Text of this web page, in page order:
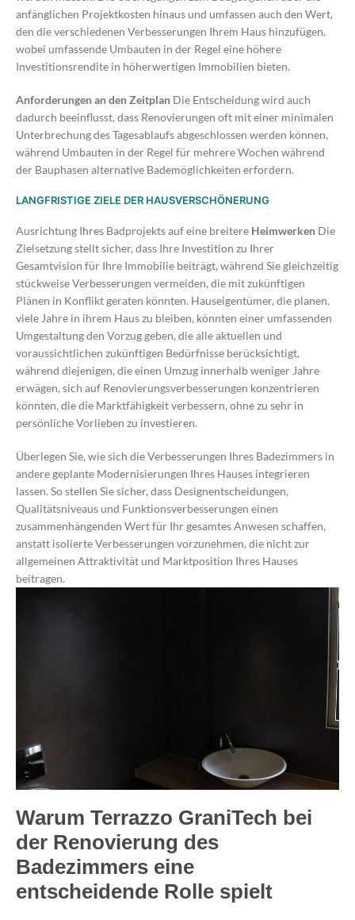
anfänglichen Projektkosten hinaus und umfassen auch den Wert,
den die verschiedenen Verbesserungen Ihrem Haus hinzufügen,
wobei umfassende Umbauten in der Regel eine höhere
Investitionsrendite in höherwertigen Immobilien bieten.
Anforderungen an den Zeitplan Die Entscheidung wird auch
dadurch beeinflusst, dass Renovierungen oft mit einer minimalen
Unterbrechung des Tagesablaufs abgeschlossen werden können,
während Umbauten in der Regel für mehrere Wochen während
der Bauphasen alternative Bademöglichkeiten erfordern.
LANGFRISTIGE ZIELE DER HAUSVERSCHÖNERUNG
Ausrichtung Ihres Badprojekts auf eine breitere Heimwerken Die
Zielsetzung stellt sicher, dass Ihre Investition zu Ihrer
Gesamtvision für Ihre Immobilie beiträgt, während Sie gleichzeitig
stückweise Verbesserungen vermeiden, die mit zukünftigen
Plänen in Konflikt geraten könnten. Hauseigentümer, die planen,
viele Jahre in ihrem Haus zu bleiben, könnten einer umfassenden
Umgestaltung den Vorzug geben, die alle aktuellen und
voraussichtlichen zukünftigen Bedürfnisse berücksichtigt,
während diejenigen, die einen Umzug innerhalb weniger Jahre
erwägen, sich auf Renovierungsverbesserungen konzentrieren
könnten, die die Marktfähigkeit verbessern, ohne zu sehr in
persönliche Vorlieben zu investieren.
Überlegen Sie, wie sich die Verbesserungen Ihres Badezimmers in
andere geplante Modernisierungen Ihres Hauses integrieren
lassen. So stellen Sie sicher, dass Designentscheidungen,
Qualitätsniveaus und Funktionsverbesserungen einen
zusammenhängenden Wert für Ihr gesamtes Anwesen schaffen,
anstatt isolierte Verbesserungen vorzunehmen, die nicht zur
allgemeinen Attraktivität und Marktposition Ihres Hauses
beitragen.
Warum Terrazzo GraniTech bei
der Renovierung des
Badezimmers eine
entscheidende Rolle spielt